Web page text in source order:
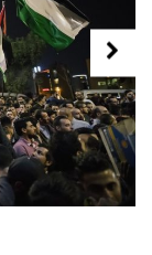
Previous